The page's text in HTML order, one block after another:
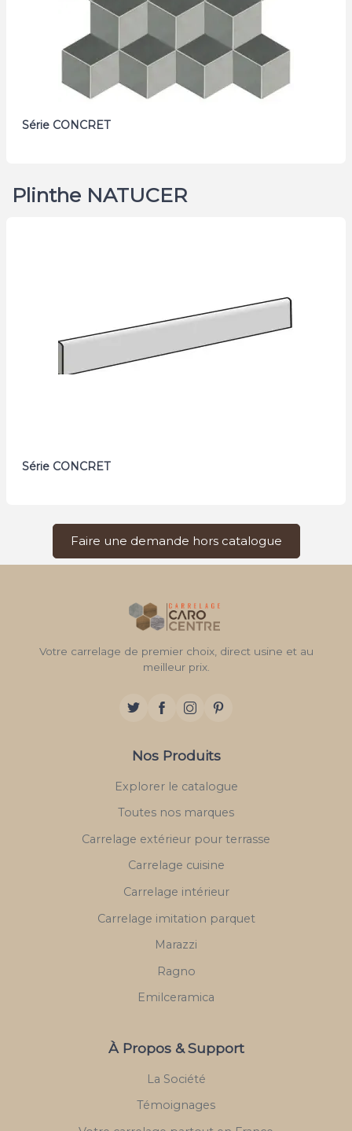
Série CONCRET
Plinthe NATUCER
Série CONCRET
Faire une demande hors catalogue
Votre carrelage de premier choix, direct usine et au
meilleur prix.
Nos Produits
Explorer le catalogue
Toutes nos marques
Carrelage extérieur pour terrasse
Carrelage cuisine
Carrelage intérieur
Carrelage imitation parquet
Marazzi
Ragno
Emilceramica
À Propos & Support
La Société
Témoignages